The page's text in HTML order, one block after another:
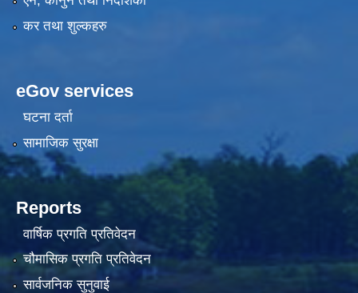
कर तथा शुल्कहरु
eGov services
घटना दर्ता
सामाजिक सुरक्षा
Reports
वार्षिक प्रगति प्रतिवेदन
चौमासिक प्रगति प्रतिवेदन
सार्वजनिक सुनुवाई